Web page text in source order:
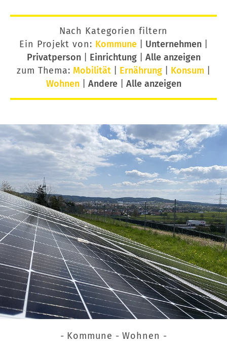
Nach Kategorien filtern
Ein Projekt von: Kommune| Unternehmen|
Privatperson| Einrichtung| Alle anzeigen
zum Thema: Mobilität Ernährung Konsum
Wohnen| Andere| Alle anzeigen
- Kommune - Wohnen -